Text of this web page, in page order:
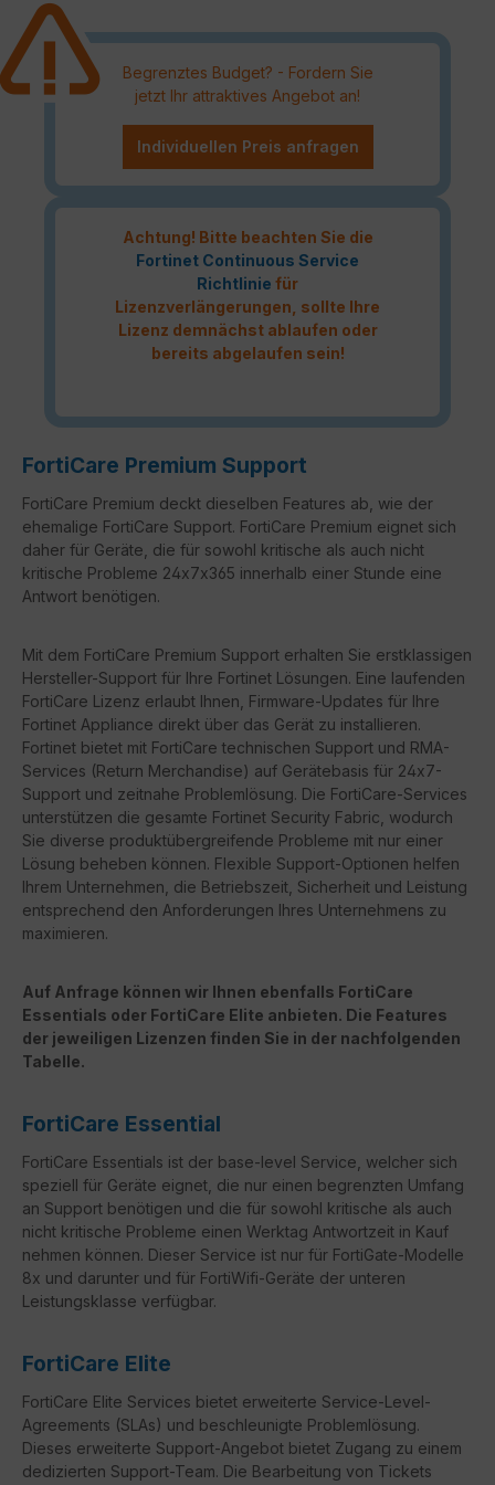
Begrenztes Budget? - Fordern Sie
jetzt Ihr attraktives Angebot an!
Individuellen Preis anfragen
Achtung! Bitte beachten Sie die
Fortinet Continuous Service
Richtlinie für
Lizenzverlängerungen, sollte Ihre
Lizenz demnächst ablaufen oder
bereits abgelaufen sein!
FortiCare Premium Support
FortiCare Premium deckt dieselben Features ab, wie der
ehemalige FortiCare Support. FortiCare Premium eignet sich
daher für Geräte, die für sowohl kritische als auch nicht
kritische Probleme 24x7x365 innerhalb einer Stunde eine
Antwort benötigen.
Mit dem FortiCare Premium Support erhalten Sie erstklassigen
Hersteller-Support für Ihre Fortinet Lösungen. Eine laufenden
FortiCare Lizenz erlaubt Ihnen, Firmware-Updates für Ihre
Fortinet Appliance direkt über das Gerät zu installieren.
Fortinet bietet mit FortiCare technischen Support und RMA-
Services (Return Merchandise) auf Gerätebasis für 24x7-
Support und zeitnahe Problemlösung. Die FortiCare-Services
unterstützen die gesamte Fortinet Security Fabric, wodurch
Sie diverse produktübergreifende Probleme mit nur einer
Lösung beheben können. Flexible Support-Optionen helfen
Ihrem Unternehmen, die Betriebszeit, Sicherheit und Leistung
entsprechend den Anforderungen Ihres Unternehmens zu
maximieren.
Auf Anfrage können wir Ihnen ebenfalls FortiCare
Essentials oder FortiCare Elite anbieten. Die Features
der jeweiligen Lizenzen finden Sie in der nachfolgenden
Tabelle.
FortiCare Essential
FortiCare Essentials ist der base-level Service, welcher sich
speziell für Geräte eignet, die nur einen begrenzten Umfang
an Support benötigen und die für sowohl kritische als auch
nicht kritische Probleme einen Werktag Antwortzeit in Kauf
nehmen können. Dieser Service ist nur für FortiGate-Modelle
8x und darunter und für FortiWifi-Geräte der unteren
Leistungsklasse verfügbar.
FortiCare Elite
FortiCare Elite Services bietet erweiterte Service-Level-
Agreements (SLAs) und beschleunigte Problemlösung.
Dieses erweiterte Support-Angebot bietet Zugang zu einem
dedizierten Support-Team. Die Bearbeitung von Tickets